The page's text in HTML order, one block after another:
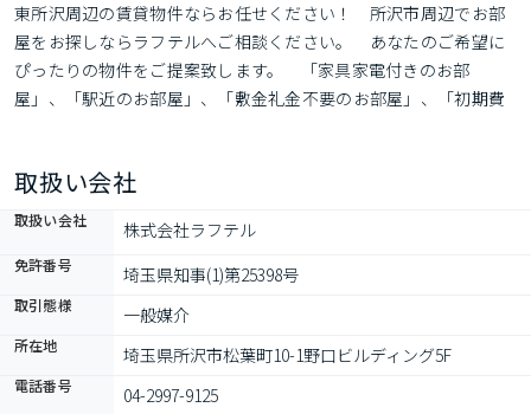
東所沢周辺の賃貸物件ならお任せください！　所沢市周辺でお部
屋をお探しならラフテルへご相談ください。　あなたのご希望に
ぴったりの物件をご提案致します。　「家具家電付きのお部
屋」、「駅近のお部屋」、「敷金礼金不要のお部屋」、「初期費
取扱い会社
取扱い会社 株式会社ラフテル
免許番号 埼玉県知事(1)第25398号
取引態様 一般媒介
所在地 埼玉県所沢市松葉町10-1野口ビルディング5F
電話番号 04-2997-9125